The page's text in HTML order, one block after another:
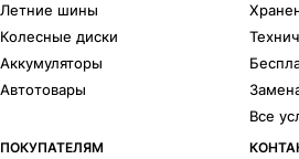
Goodride
Hifly
Кама
Laufenn
Nitto
Nokian Tyres
Летние шины
Колесные диски
Аккумуляторы
Автотовары
Все
ПОКУПАТЕЛЯМ